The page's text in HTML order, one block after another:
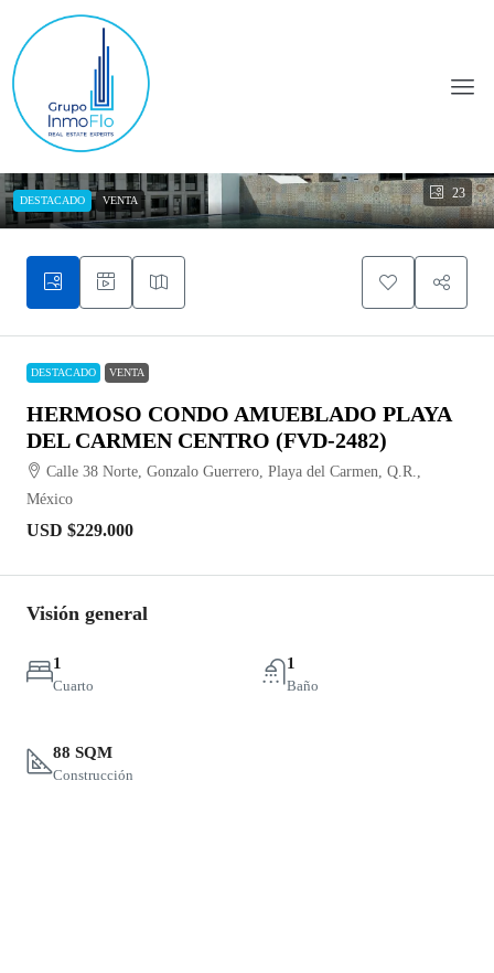
23
DESTACADO VENTA
DESTACADO VENTA
HERMOSO CONDO AMUEBLADO PLAYA
DEL CARMEN CENTRO (FVD-2482)
Calle 38 Norte, Gonzalo Guerrero, Playa del Carmen, Q.R.,
México
USD $229.000
Visión general
1
Cuarto
1
Baño
88 SQM
Construcción